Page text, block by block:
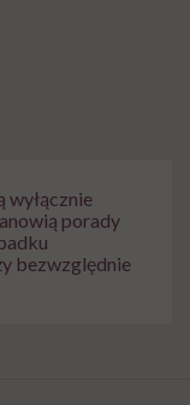
wyłącznie
porady
bezwzględnie